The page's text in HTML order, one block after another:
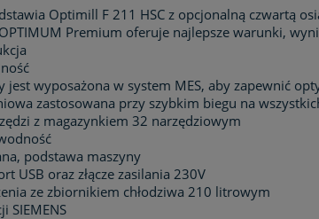
Optimill F 211 HSC z opcjonalną czwartą
OPTIMUM Premium oferuje najlepsze warunki,
jest wyposażona w system MES, aby zapewnić
zastosowana przy szybkim biegu na
z magazynkiem 32 narzędziowym
podstawa maszyny
USB oraz złącze zasilania 230V
ze zbiornikiem chłodziwa 210 litrowym
SIEMENS